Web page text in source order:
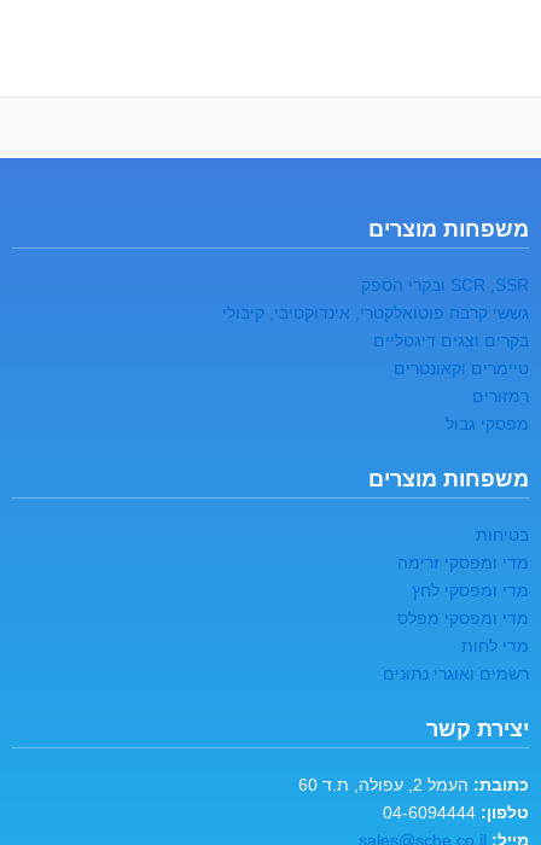
משפחות מוצרים
SCR ,SSR ובקרי הספק
גששי קרבה פוטואלקטרי, אינדוקטיבי, קיבולי
בקרים וצגים דיגטליים
טיימרים וקאונטרים
רמזורים
מפסקי גבול
משפחות מוצרים
בטיחות
מדי ומפסקי זרימה
מדי ומפסקי לחץ
מדי ומפסקי מפלס
מדי לחות
רשמים ואוגרי נתונים
יצירת קשר
כתובת: העמל 2, עפולה, ת.ד 60
טלפון:
מייל: sales@sche.co.il